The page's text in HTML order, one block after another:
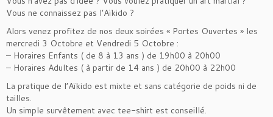
Vous ne connaissez pas l’Aïkido ?
Alors venez profitez de nos deux soirées « Portes Ouvertes » les
mercredi 3 Octobre et Vendredi 5 Octobre :
– Horaires Enfants ( de 8 à 13 ans ) de 19h00 à 20h00
– Horaires Adultes ( à partir de 14 ans ) de 20h00 à 22h00
La pratique de l’Aïkido est mixte et sans catégorie de poids ni de
tailles.
Un simple survêtement avec tee-shirt est conseillé.